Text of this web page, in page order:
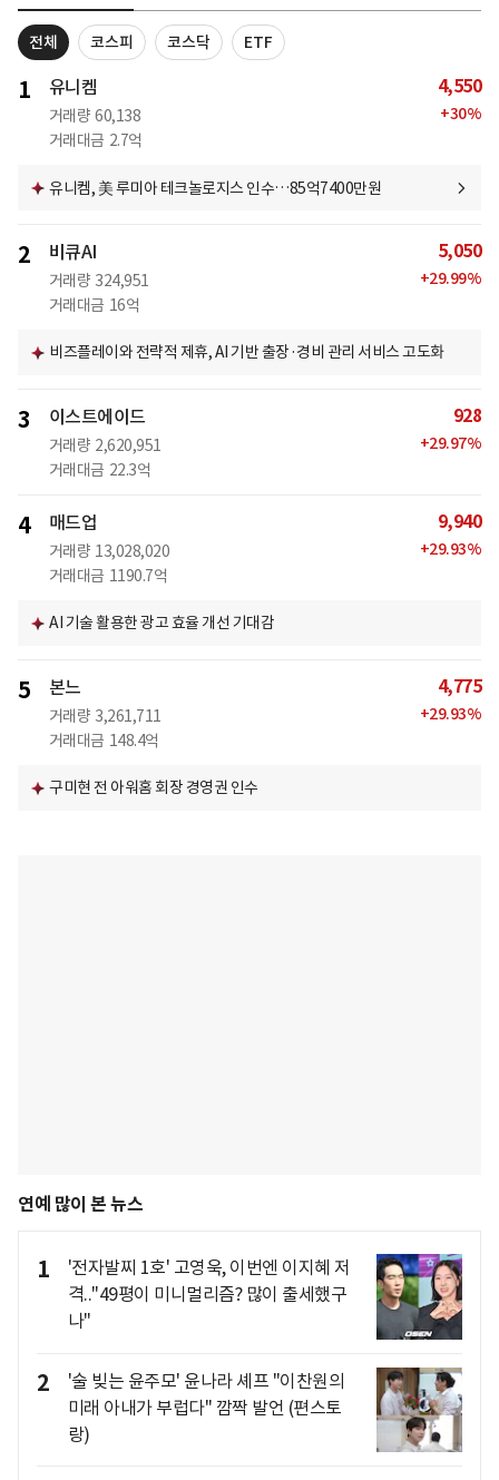
전체 코스피 코스닥 ETF
1 유니켐
거래량 60,138
거래대금 2.7억
4,550
+30%
유니켐, 美 루미아 테크놀로지스 인수…85억7400만원
2 비큐AI
거래량 324,951
거래대금 16억
5,050
+29.99%
비즈플레이와 전략적 제휴, AI 기반 출장·경비 관리 서비스 고도화
3 이스트에이드
거래량 2,620,951
거래대금 22.3억
928
+29.97%
4 매드업
거래량 13,028,020
거래대금 1190.7억
9,940
+29.93%
AI 기술 활용한 광고 효율 개선 기대감
5 본느
거래량 3,261,711
거래대금 148.4억
4,775
+29.93%
구미현 전 아워홈 회장 경영권 인수
연예 많이 본 뉴스
1
'전자발찌 1호' 고영욱, 이번엔 이지혜 저
격.."49평이 미니멀리즘? 많이 출세했구
나"
2
'술 빚는 윤주모' 윤나라 셰프 "이찬원의
미래 아내가 부럽다" 깜짝 발언 (편스토
랑)